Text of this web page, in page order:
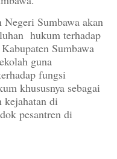
Sumbawa akan
hukum terhadap
Sumbawa
guna
fungsi
khususnya sebagai
kejahatan di
pesantren di